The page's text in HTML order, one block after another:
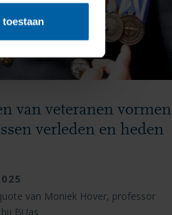
van veteranen vormen
verleden en heden
van Moniek Hover, professor
BUas